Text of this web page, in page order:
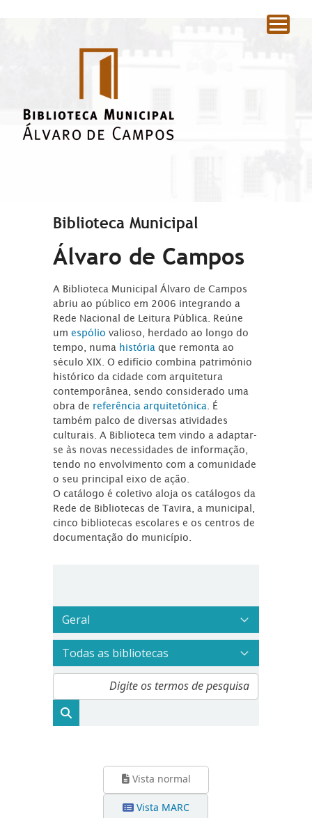
Biblioteca Municipal
Álvaro de Campos
A Biblioteca Municipal Álvaro de Campos
abriu ao público em 2006 integrando a
Rede Nacional de Leitura Pública. Reúne
umespóliovalioso, herdado ao longo do
tempo, numa história que remonta ao
século XIX. O edifício combina património
histórico da cidade com arquitetura
contemporânea, sendo considerado uma
obra de referência arquitetónica . É
também palco de diversas atividades
culturais. A Biblioteca tem vindo a adaptar-
se às novas necessidades de informação,
tendo no envolvimento com a comunidade
o seu principal eixo de ação.
O catálogo é coletivo aloja os catálogos da
Rede de Bibliotecas de Tavira, a municipal,
cinco bibliotecas escolares e os centros de
documentação do município.
Vista normal
Vista MARC